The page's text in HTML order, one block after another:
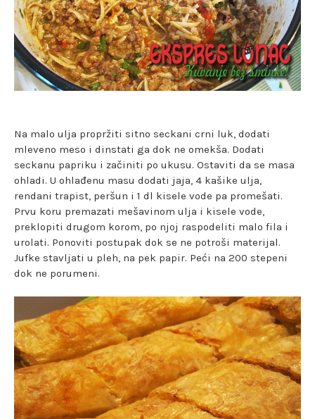
Na malo ulja propržiti sitno seckani crni luk, dodati
mleveno meso i dinstati ga dok ne omekša. Dodati
seckanu papriku i začiniti po ukusu. Ostaviti da se masa
ohladi. U ohlađenu masu dodati jaja, 4 kašike ulja,
rendani trapist, peršun i 1 dl kisele vode pa promešati.
Prvu koru premazati mešavinom ulja i kisele vode,
preklopiti drugom korom, po njoj raspodeliti malo fila i
urolati. Ponoviti postupak dok se ne potroši materijal.
Jufke stavljati u pleh, na pek papir. Peći na 200 stepeni
dok ne porumeni.